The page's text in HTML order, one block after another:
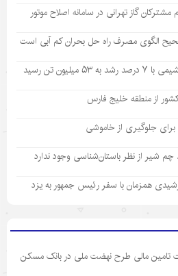
الگوی مصرف راه حل بحران کم آبی است
جلوگیری از خاموشی
شیر از نظر باستان‌شناسی وجود ندارد
تامین مالی طرح نهضت ملی در بانک مسکن